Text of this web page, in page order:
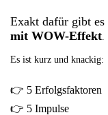
Exakt dafür gibt es
mit WOW-Effekt.
Es ist kurz und knackig:
👉 5 Erfolgsfaktoren
👉 5 Impulse